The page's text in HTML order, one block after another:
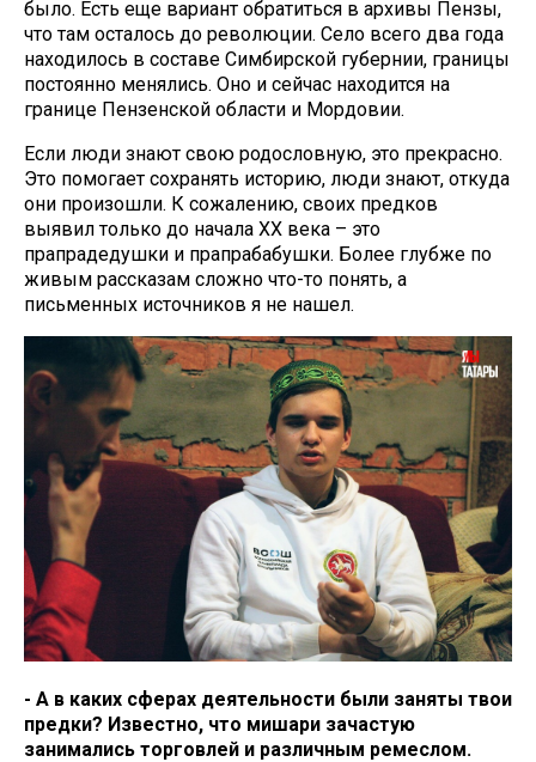
было. Есть еще вариант обратиться в архивы Пензы,
что там осталось до революции. Село всего два года
находилось в составе Симбирской губернии, границы
постоянно менялись. Оно и сейчас находится на
границе Пензенской области и Мордовии.
Если люди знают свою родословную, это прекрасно.
Это помогает сохранять историю, люди знают, откуда
они произошли. К сожалению, своих предков
выявил только до начала XX века – это
прапрадедушки и прапрабабушки. Более глубже по
живым рассказам сложно что-то понять, а
письменных источников я не нашел.
- А в каких сферах деятельности были заняты твои
предки? Известно, что мишари зачастую
занимались торговлей и различным ремеслом.